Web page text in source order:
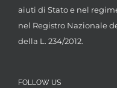
aiuti di Stato e nel
nel Registro Nazionale
della L. 234/2012.
FOLLOW US